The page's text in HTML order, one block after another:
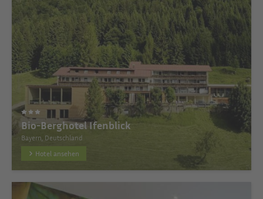
Bio-Berghotel Ifenblick
Bayern, Deutschland
Hotel ansehen